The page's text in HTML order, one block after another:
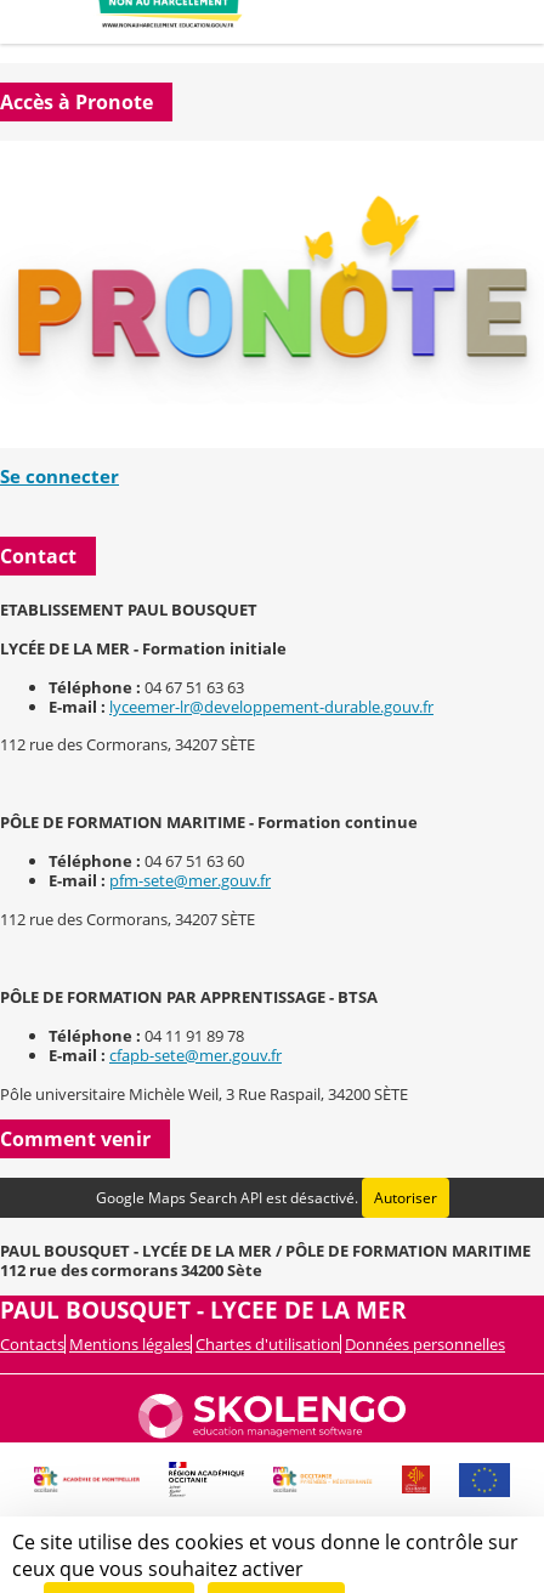
Accès à Pronote
Se connecter
Contact
ETABLISSEMENT PAUL BOUSQUET
LYCÉE DE LA MER - Formation initiale
Téléphone : 04 67 51 63 63
E-mail : lyceemer-lr@developpement-durable.gouv.fr
112 rue des Cormorans, 34207 SÈTE
PÔLE DE FORMATION MARITIME - Formation continue
Téléphone : 04 67 51 63 60
E-mail : pfm-sete@mer.gouv.fr
112 rue des Cormorans, 34207 SÈTE
PÔLE DE FORMATION PAR APPRENTISSAGE - BTSA
Téléphone : 04 11 91 89 78
E-mail : cfapb-sete@mer.gouv.fr
Pôle universitaire Michèle Weil, 3 Rue Raspail, 34200 SÈTE
Comment venir
Google Maps Search API est désactivé. Autoriser
PAUL BOUSQUET - LYCÉE DE LA MER / PÔLE DE FORMATION MARITIME
112 rue des cormorans 34200 Sète
PAUL BOUSQUET - LYCEE DE LA MER
Contacts Mentions légales Chartes d'utilisation Données personnelles
Ce site utilise des cookies et vous donne le contrôle sur
ceux que vous souhaitez activer